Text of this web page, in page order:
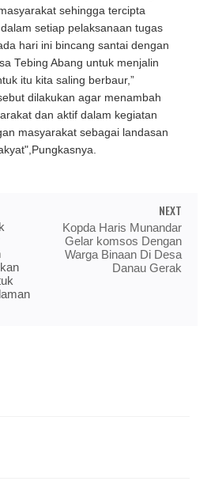
sehingga tercipta
setiap pelaksanaan tugas
hari ini bincang santai dengan
Tebing Abang untuk menjalin
itu kita saling berbaur,”
dilakukan agar menambah
dan aktif dalam kegiatan
masyarakat sebagai landasan
NEXT
Kopda Haris Munandar
Gelar komsos Dengan
Warga Binaan Di Desa
Danau Gerak